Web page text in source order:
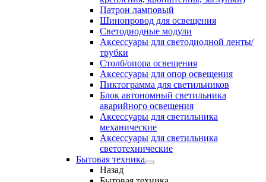
Патрон ламповый
Шинопровод для освещения
Светодиодные модули
Аксессуары для светодиодной ленты/
трубки
Столб/опора освещения
Аксессуары для опор освещения
Пиктограмма для светильников
Блок автономный светильника
аварийного освещения
Аксессуары для светильника
механические
Аксессуары для светильника
светотехнические
Бытовая техника
Назад